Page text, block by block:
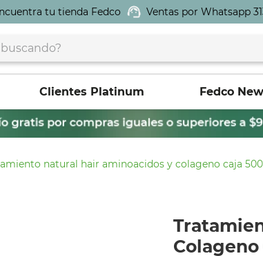
tu tienda Fedco Ventas por Whatsapp
Clientes Platinum Fedco New
natural hair aminoacidos y colageno caja